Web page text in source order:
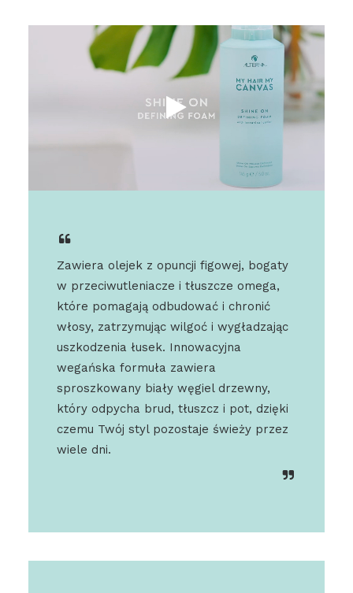
Zawiera olejek z opuncji figowej, bogaty
w przeciwutleniacze i tłuszcze omega,
które pomagają odbudować i chronić
włosy, zatrzymując wilgoć i wygładzając
uszkodzenia łusek. Innowacyjna
wegańska formuła zawiera
sproszkowany biały węgiel drzewny,
który odpycha brud, tłuszcz i pot, dzięki
czemu Twój styl pozostaje świeży przez
wiele dni.